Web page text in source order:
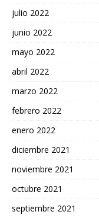
julio 2022
junio 2022
mayo 2022
abril 2022
marzo 2022
febrero 2022
enero 2022
diciembre 2021
noviembre 2021
octubre 2021
septiembre 2021